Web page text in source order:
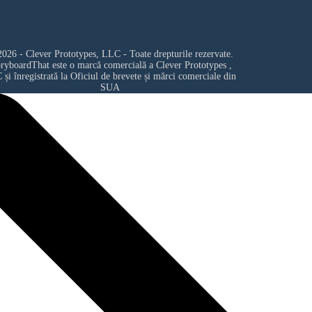
- Clever Prototypes, LLC - Toate drepturile rezervate.
este o marcă comercială a Clever Prototypes ,
și înregistrată la Oficiul de brevete și mărci comerciale din
SUA